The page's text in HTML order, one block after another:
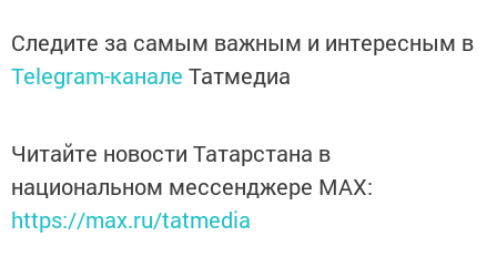
Следите за самым важным и интересным в
Telegram-канале Татмедиа
Читайте новости Татарстана в
национальном мессенджере MАХ:
https://max.ru/tatmedia